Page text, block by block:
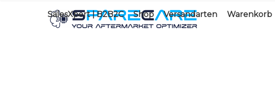
SalesXpert | B2B2C Shop Versandarten Warenkorb